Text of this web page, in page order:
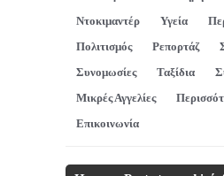
Ντοκιμαντέρ
Υγεία
Πολιτισμός
Ρεπορτάζ
Συνομωσίες
Ταξίδια
Μικρές Αγγελίες
Επικοινωνία